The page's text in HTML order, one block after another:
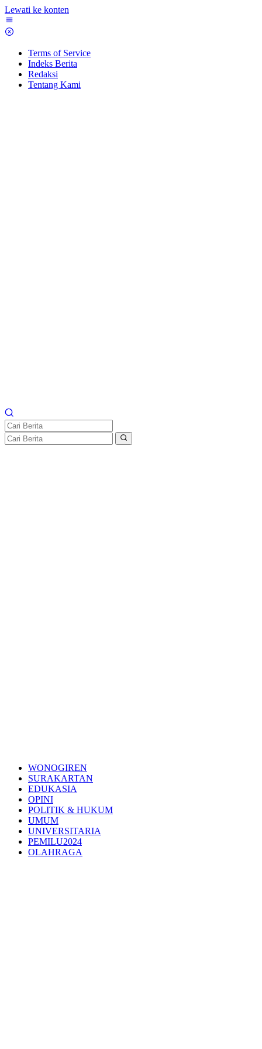
Lewati ke konten
Terms of Service
Indeks Berita
Redaksi
Tentang Kami
WONOGIREN
SURAKARTAN
EDUKASIA
OPINI
POLITIK & HUKUM
UMUM
UNIVERSITARIA
PEMILU2024
OLAHRAGA